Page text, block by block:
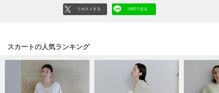
フィラ
リポストする LINEで送る
スカートの人気ランキング